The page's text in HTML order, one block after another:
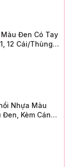
Đen Có Tay
12 Cái/Thùng,
Nhựa Màu
Đen, Kèm Cán
Broom, Yellow